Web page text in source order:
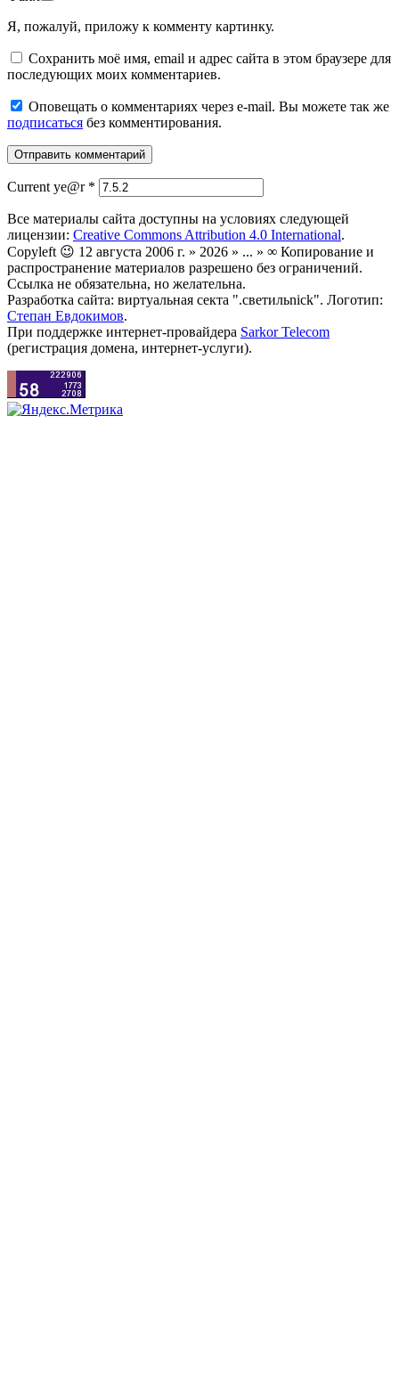
Я, пожалуй, приложу к комменту картинку.
Сохранить моё имя, email и адрес сайта в этом браузере для
последующих моих комментариев.
Оповещать о комментариях через e-mail. Вы можете так же
подписаться без комментирования.
Current ye@r *
Все материалы сайта доступны на условиях следующей
лицензии: Creative Commons Attribution 4.0 International.
Copyleft 😉 12 августа 2006 г. » 2026 » ... » ∞ Копирование и
распространение материалов разрешено без ограничений.
Ссылка не обязательна, но желательна.
Разработка сайта: виртуальная секта ".светильnick". Логотип:
Степан Евдокимов.
При поддержке интернет-провайдера Sarkor Telecom
(регистрация домена, интернет-услуги).